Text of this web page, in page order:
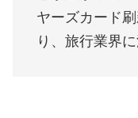
ヤーズカード
り、旅行業界